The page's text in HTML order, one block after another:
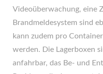
Videoüberwachung, eine
Brandmeldesystem sind
kann zudem pro
werden. Die Lagerboxen
anfahrbar, das Be- und